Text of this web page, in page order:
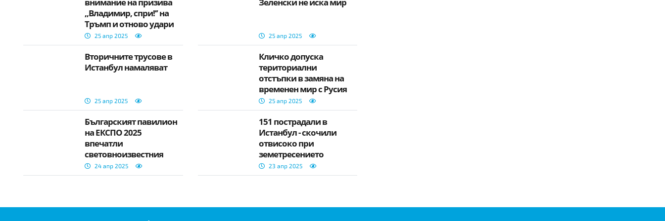
,,Владимир, спри!’’ на
Тръмп и отново удари
Украйна
25 апр 2025 25 апр 2025
Вторичните трусове в
Истанбул намаляват
25 апр 2025
Кличко допуска
териториални
отстъпки в замяна на
временен мир с Русия
25 апр 2025
Българският павилион
на ЕКСПО 2025
впечатли
световноизвестния
архитект Кенго Кума,
проектирал
24 апр 2025
151 пострадали в
Истанбул - скочили
отвисоко при
земетресението
23 апр 2025